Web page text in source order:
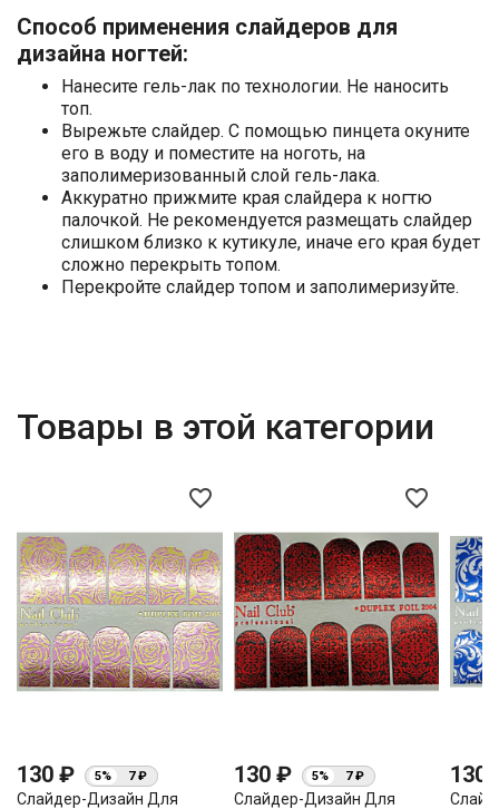
Способ применения слайдеров для
дизайна ногтей:
Нанесите гель-лак по технологии. Не наносить
топ.
Вырежьте слайдер. С помощью пинцета окуните
его в воду и поместите на ноготь, на
заполимеризованный слой гель-лака.
Аккуратно прижмите края слайдера к ногтю
палочкой. Не рекомендуется размещать слайдер
слишком близко к кутикуле, иначе его края будет
сложно перекрыть топом.
Перекройте слайдер топом и заполимеризуйте.
Товары в этой категории
favorite_border
130 ₽ 5% 7 ₽
Слайдер-Дизайн Для
favorite_border
130 ₽ 5% 7 ₽
Слайдер-Дизайн Для
130